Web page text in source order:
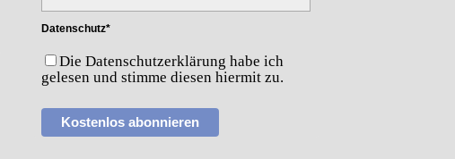
Datenschutz*
Die Datenschutzerklärung habe ich
gelesen und stimme diesen hiermit zu.
Kostenlos abonnieren